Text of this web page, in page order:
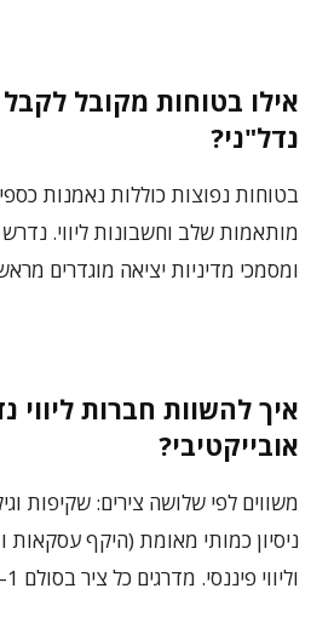
אילו בטוחות מקובל לקבל
נדל"ני?
בטוחות נפוצות כוללות נאמנות
מותאמות שלב וחשבונות ליווי. נדרש
ומסמכי מדיניות יציאה מוגדרים
איך להשוות חברות ליווי
אובייקטיבי?
ניסיון כמותי מאומת (היקף עסקאות
וליווי פיננסי. מדרגים כל ציר בסולם 1–5 ומסכמים לניקוד.